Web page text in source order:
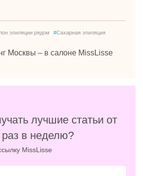
эпиляции рядом #Сахарная эпиляция
Москвы – в салоне MissLisse
лучшие статьи от
в неделю?
MissLisse